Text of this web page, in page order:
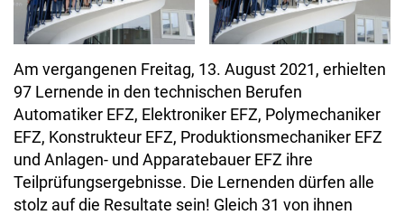
Am vergangenen Freitag, 13. August 2021, erhielten
97 Lernende in den technischen Berufen
Automatiker EFZ, Elektroniker EFZ, Polymechaniker
EFZ, Konstrukteur EFZ, Produktionsmechaniker EFZ
und Anlagen- und Apparatebauer EFZ ihre
Teilprüfungsergebnisse. Die Lernenden dürfen alle
stolz auf die Resultate sein! Gleich 31 von ihnen